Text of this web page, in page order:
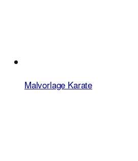
Malvorlage Karate